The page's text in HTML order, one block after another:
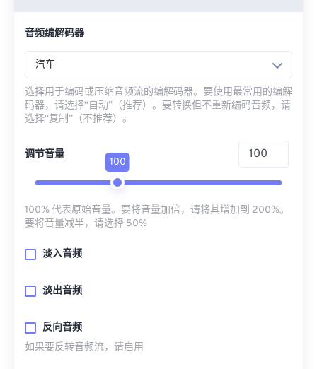
音频编解码器
汽车
选择用于编码或压缩音频流的编解码器。要使用最常用的编解
码器，请选择“自动”（推荐）。要转换但不重新编码音频，请
选择“复制”（不推荐）。
调节音量
100
100% 代表原始音量。要将音量加倍，请将其增加到 200%。
要将音量减半，请选择 50%
淡入音频
淡出音频
反向音频
如果要反转音频流，请启用